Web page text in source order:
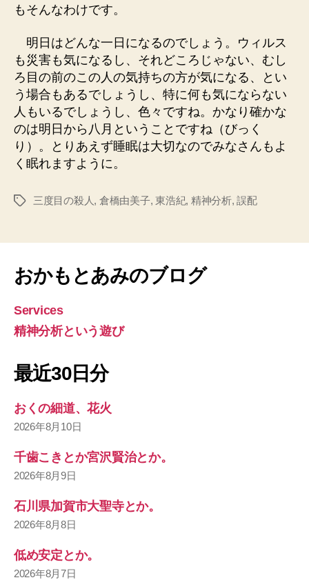
もそんなわけです。
明日はどんな一日になるのでしょう。ウィルス
も災害も気になるし、それどころじゃない、むし
ろ目の前のこの人の気持ちの方が気になる、とい
う場合もあるでしょうし、特に何も気にならない
人もいるでしょうし、色々ですね。かなり確かな
のは明日から八月ということですね（びっく
り）。とりあえず睡眠は大切なのでみなさんもよ
く眠れますように。
タ
三度目の殺人 , 倉橋由美子,東浩紀, 精神分析,誤配
おかもとあみのブログ
Services
精神分析という遊び
最近30日分
おくの細道、花火
2026年8月10日
千歯こきとか宮沢賢治とか。
2026年8月9日
石川県加賀市大聖寺とか。
2026年8月8日
低め安定とか。
2026年8月7日